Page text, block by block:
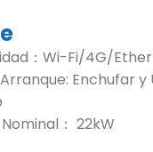
：Wi-Fi/4G/
Enchufar y
： 22kW